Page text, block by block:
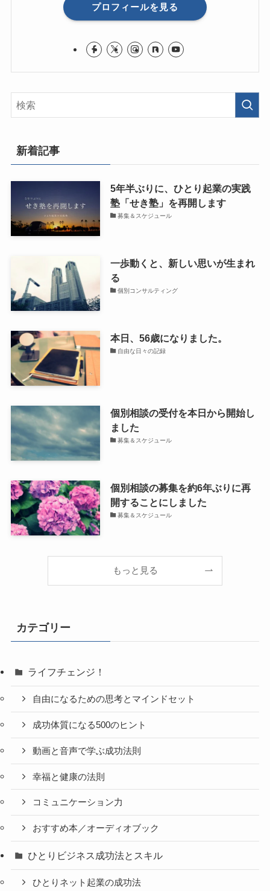
プロフィールを見る
新着記事
5年半ぶりに、ひとり起業の実践
塾「せき塾」を再開します
募集＆スケジュール
一歩動くと、新しい思いが生まれ
る
個別コンサルティング
本日、56歳になりました。
自由な日々の記録
個別相談の受付を本日から開始し
ました
募集＆スケジュール
個別相談の募集を約6年ぶりに再
開することにしました
募集＆スケジュール
もっと見る
カテゴリー
ライフチェンジ！
自由になるための思考とマインドセット
成功体質になる500のヒント
動画と音声で学ぶ成功法則
幸福と健康の法則
コミュニケーション力
おすすめ本／オーディオブック
ひとりビジネス成功法とスキル
ひとりネット起業の成功法